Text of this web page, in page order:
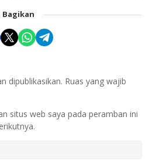
Bagikan
dipublikasikan. Ruas yang wajib
situs web saya pada peramban ini